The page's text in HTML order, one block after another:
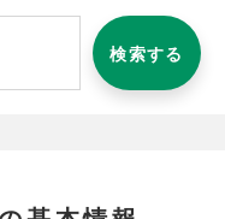
検索する